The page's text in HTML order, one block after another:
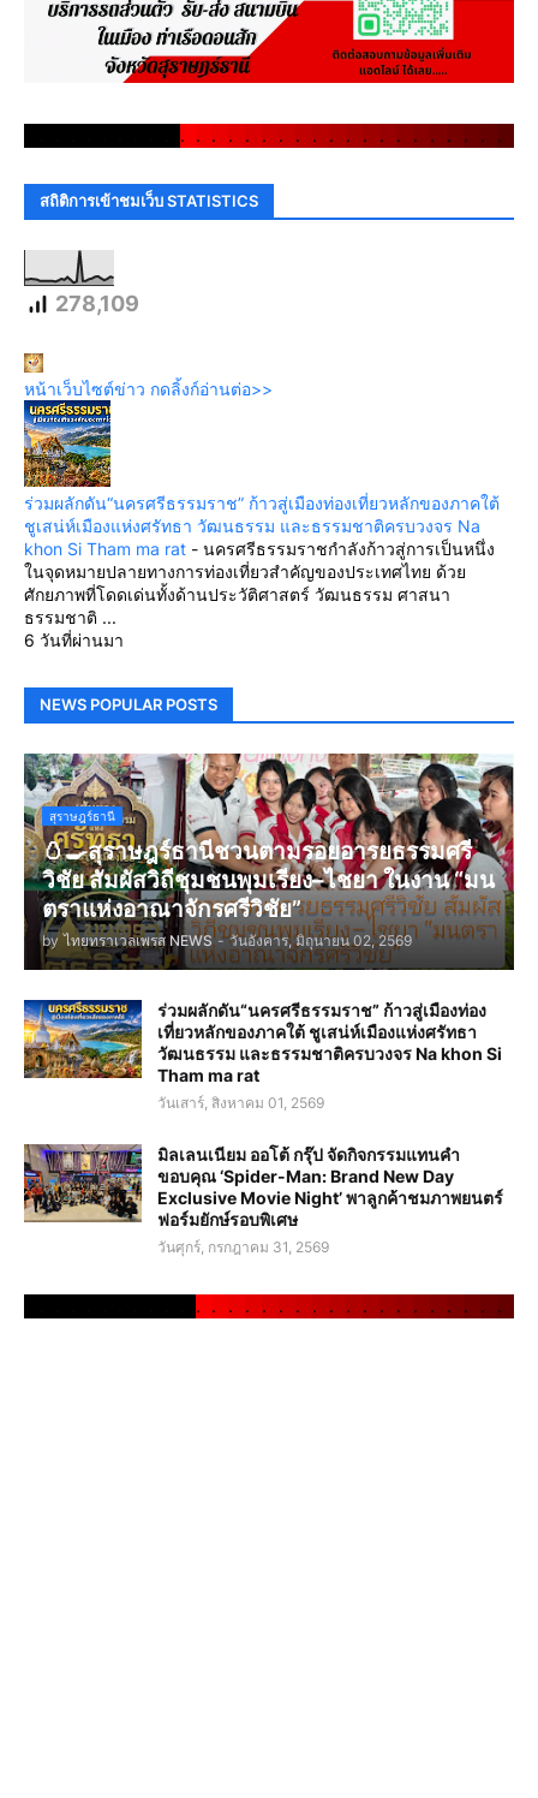
. . . . . . . . . . . . . . . . . . . .
สถิติการเข้าชมเว็บ STATISTICS
278,109
หน้าเว็บไซต์ข่าว กดลิ้งก์อ่านต่อ>>
ร่วมผลักดัน“นครศรีธรรมราช” ก้าวสู่เมืองท่องเที่ยวหลักของภาคใต้
ชูเสน่ห์เมืองแห่งศรัทธา วัฒนธรรม และธรรมชาติครบวงจร Na
khon Si Tham ma rat - นครศรีธรรมราชกำลังก้าวสู่การเป็นหนึ่ง
ในจุดหมายปลายทางการท่องเที่ยวสำคัญของประเทศไทย ด้วย
ศักยภาพที่โดดเด่นทั้งด้านประวัติศาสตร์ วัฒนธรรม ศาสนา
ธรรมชาติ ...
6 วันที่ผ่านมา
NEWS POPULAR POSTS
สุราษฎร์ธานี
🥚🍳สุราษฎร์ธานีชวนตามรอยอารยธรรมศรี
วิชัย สัมผัสวิถีชุมชนพุมเรียง–ไชยา ในงาน “มน
ตราแห่งอาณาจักรศรีวิชัย”
by ไทยทราเวลเพรส NEWS - วันอังคาร, มิถุนายน 02, 2569
ร่วมผลักดัน“นครศรีธรรมราช” ก้าวสู่เมืองท่อง
เที่ยวหลักของภาคใต้ ชูเสน่ห์เมืองแห่งศรัทธา
วัฒนธรรม และธรรมชาติครบวงจร Na khon Si
Tham ma rat
วันเสาร์, สิงหาคม 01, 2569
มิลเลนเนียม ออโต้ กรุ๊ป จัดกิจกรรมแทนคำ
ขอบคุณ ‘Spider-Man: Brand New Day
Exclusive Movie Night’ พาลูกค้าชมภาพยนตร์
ฟอร์มยักษ์รอบพิเศษ
วันศุกร์, กรกฎาคม 31, 2569
. . . . . . . . . . . . . . . . . . .